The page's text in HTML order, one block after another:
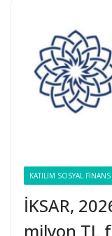
KATILIM SOSYAL FINANS
İKSAR,
milyon TL